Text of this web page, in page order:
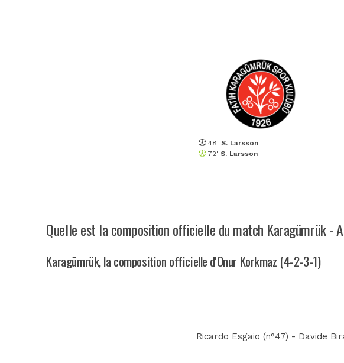
48' S. Larsson
72' S. Larsson
Quelle est la composition officielle du match Karagümrük -
Karagümrük, la composition officielle d'Onur Korkmaz (4-2-3-1)
Ricardo Esgaio (n°47) - Davide